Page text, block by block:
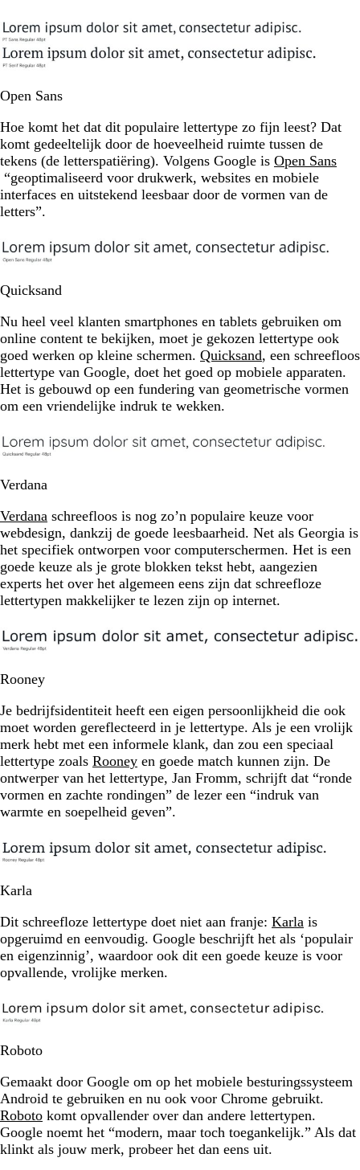
Open Sans
Hoe komt het dat dit populaire lettertype zo fijn leest? Dat
komt gedeeltelijk door de hoeveelheid ruimte tussen de
tekens (de letterspatiëring). Volgens Google is Open Sans
“geoptimaliseerd voor drukwerk, websites en mobiele
interfaces en uitstekend leesbaar door de vormen van de
letters”.
Quicksand
Nu heel veel klanten smartphones en tablets gebruiken om
online content te bekijken, moet je gekozen lettertype ook
goed werken op kleine schermen. Quicksand, een schreefloos
lettertype van Google, doet het goed op mobiele apparaten.
Het is gebouwd op een fundering van geometrische vormen
om een vriendelijke indruk te wekken.
Verdana
Verdana schreefloos is nog zo’n populaire keuze voor
webdesign, dankzij de goede leesbaarheid. Net als Georgia is
het specifiek ontworpen voor computerschermen. Het is een
goede keuze als je grote blokken tekst hebt, aangezien
experts het over het algemeen eens zijn dat schreefloze
lettertypen makkelijker te lezen zijn op internet.
Rooney
Je bedrijfsidentiteit heeft een eigen persoonlijkheid die ook
moet worden gereflecteerd in je lettertype. Als je een vrolijk
merk hebt met een informele klank, dan zou een speciaal
lettertype zoals Rooney en goede match kunnen zijn. De
ontwerper van het lettertype, Jan Fromm, schrijft dat “ronde
vormen en zachte rondingen” de lezer een “indruk van
warmte en soepelheid geven”.
Karla
Dit schreefloze lettertype doet niet aan franje: Karla is
opgeruimd en eenvoudig. Google beschrijft het als ‘populair
en eigenzinnig’, waardoor ook dit een goede keuze is voor
opvallende, vrolijke merken.
Roboto
Gemaakt door Google om op het mobiele besturingssysteem
Android te gebruiken en nu ook voor Chrome gebruikt.
Roboto komt opvallender over dan andere lettertypen.
Google noemt het “modern, maar toch toegankelijk.” Als dat
klinkt als jouw merk, probeer het dan eens uit.